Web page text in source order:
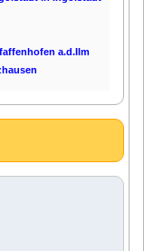
a.d.Ilm